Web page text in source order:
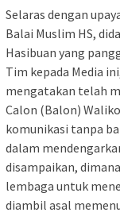
Selaras dengan
Balai Muslim HS,
Hasibuan yang
Tim kepada Media
mengatakan telah
Calon (Balon)
komunikasi tanpa
dalam
disampaikan,
lembaga untuk
diambil asal